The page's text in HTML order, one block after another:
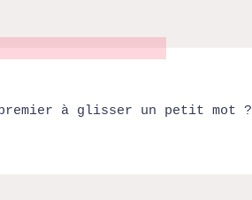
à glisser un petit mot ?